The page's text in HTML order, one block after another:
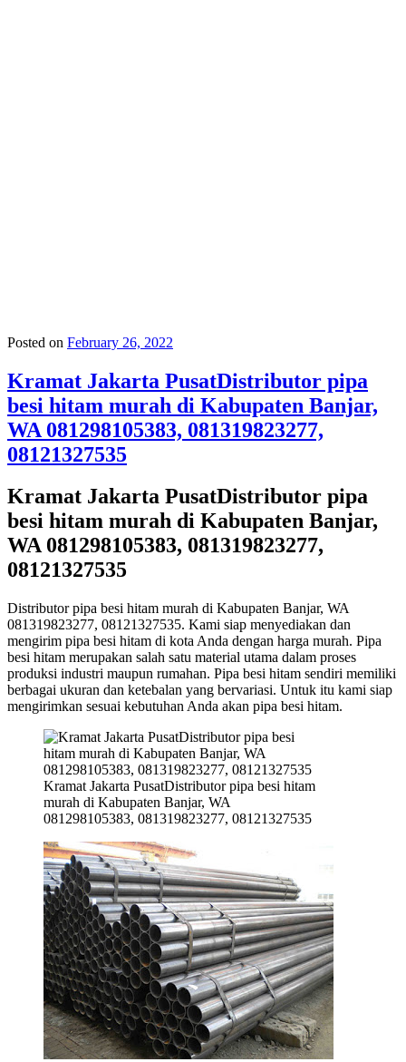
Posted on February 26, 2022
Kramat Jakarta PusatDistributor pipa
besi hitam murah di Kabupaten Banjar,
WA 081298105383, 081319823277,
08121327535
Kramat Jakarta PusatDistributor pipa
besi hitam murah di Kabupaten Banjar,
WA 081298105383, 081319823277,
08121327535
Distributor pipa besi hitam murah di Kabupaten Banjar, WA
081319823277, 08121327535. Kami siap menyediakan dan
mengirim pipa besi hitam di kota Anda dengan harga murah. Pipa
besi hitam merupakan salah satu material utama dalam proses
produksi industri maupun rumahan. Pipa besi hitam sendiri memiliki
berbagai ukuran dan ketebalan yang bervariasi. Untuk itu kami siap
mengirimkan sesuai kebutuhan Anda akan pipa besi hitam.
Kramat Jakarta PusatDistributor pipa besi hitam
murah di Kabupaten Banjar, WA
081298105383, 081319823277, 08121327535